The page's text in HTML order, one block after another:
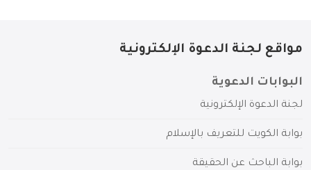
مواقع لجنة الدعوة الإلكترونية
البوابات الدعوية
لجنة الدعوة الإلكترونية
بوابة الكويت للتعريف بالإسلام
بوابة الباحث عن الحقيقة